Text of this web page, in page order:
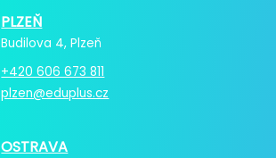
PLZEŇ
Budilova 4, Plzeň
+420 606 673 811
plzen@eduplus.cz
OSTRAVA